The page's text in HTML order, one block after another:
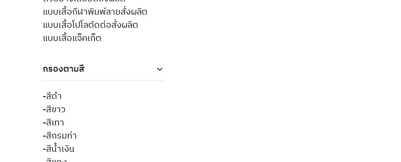
แบบเสื้อกีฬาพิมพ์ลายสั่งผลิต
แบบเสื้อโปโลตัดต่อสั่งผลิต
แบบเสื้อแจ็คเก็ต
กรองตามสี
-สีดำ
-สีขาว
-สีเทา
-สีกรมท่า
-สีน้ำเงิน